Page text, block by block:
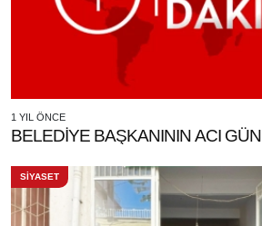
1 YIL ÖNCE
BELEDİYE BAŞKANININ ACI
SİYASET